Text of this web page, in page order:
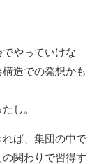
やっていけな
造での発想かも
し。
ば、集団の中で
関わりで習得す